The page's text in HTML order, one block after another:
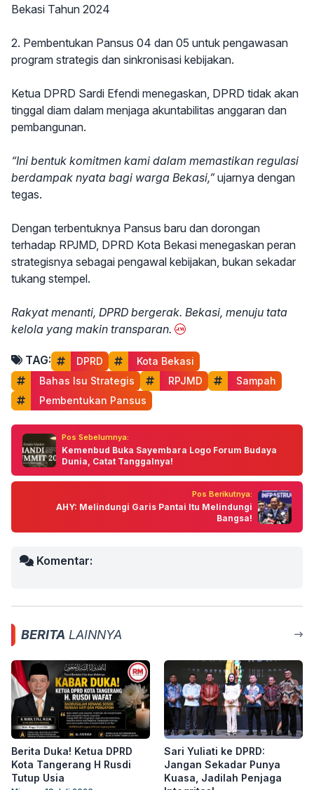
Bekasi Tahun 2024
2. Pembentukan Pansus 04 dan 05 untuk pengawasan
program strategis dan sinkronisasi kebijakan.
Ketua DPRD Sardi Efendi menegaskan, DPRD tidak akan
tinggal diam dalam menjaga akuntabilitas anggaran dan
pembangunan.
“Ini bentuk komitmen kami dalam memastikan regulasi
berdampak nyata bagi warga Bekasi,”ujarnya dengan
tegas.
Dengan terbentuknya Pansus baru dan dorongan
terhadap RPJMD, DPRD Kota Bekasi menegaskan peran
strategisnya sebagai pengawal kebijakan, bukan sekadar
tukang stempel.
Rakyat menanti, DPRD bergerak. Bekasi, menuju tata
kelola yang makin transparan.
TAG: DPRD
Kota Bekasi
Bahas Isu Strategis
RPJMD
Sampah
Pembentukan Pansus
Pos Sebelumnya:
Kemenbud Buka Sayembara Logo Forum Budaya
Dunia, Catat Tanggalnya!
Pos Berikutnya:
AHY: Melindungi Garis Pantai Itu Melindungi
Bangsa!
Komentar:
BERITA LAINNYA
Berita Duka! Ketua DPRD
Kota Tangerang H Rusdi
Tutup Usia
Sari Yuliati ke DPRD:
Jangan Sekadar Punya
Kuasa, Jadilah Penjaga